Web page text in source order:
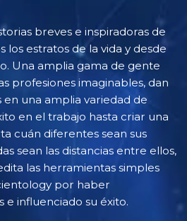
breves e inspiradoras de
los estratos de la vida y desde
Una amplia gama de gente
profesiones imaginables, dan
en una amplia variedad de
en el trabajo hasta criar una
cuán diferentes sean sus
sean las distancias entre ellos,
las herramientas simples
por haber
e influenciado su éxito.